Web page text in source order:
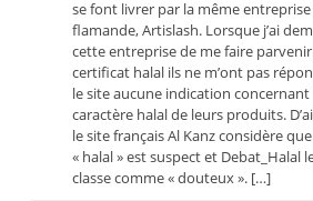
se font livrer par la même entreprise
flamande, Artislash. Lorsque j’ai
cette entreprise de me faire
certificat halal ils ne m’ont pas
le site aucune indication concernant
caractère halal de leurs produits.
le site français Al Kanz considère
« halal » est suspect et Debat_Halal
classe comme « douteux ». […]